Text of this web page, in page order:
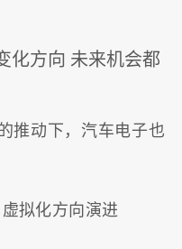
化方向 未来机会都
推动下，汽车电子也
拟化方向演进